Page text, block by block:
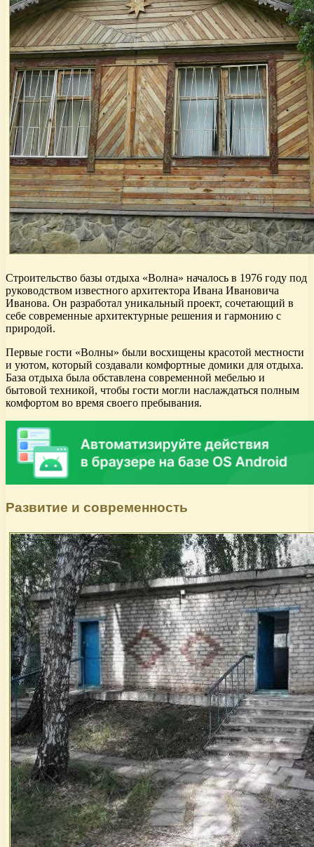
Строительство базы отдыха «Волна» началось в 1976 году под
руководством известного архитектора Ивана Ивановича
Иванова. Он разработал уникальный проект, сочетающий в
себе современные архитектурные решения и гармонию с
природой.
Первые гости «Волны» были восхищены красотой местности
и уютом, который создавали комфортные домики для отдыха.
База отдыха была обставлена современной мебелью и
бытовой техникой, чтобы гости могли наслаждаться полным
комфортом во время своего пребывания.
Развитие и современность